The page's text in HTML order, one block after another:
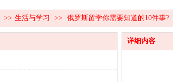
>> 生活与学习 >> 俄罗斯留学你需要知道的10件事?
详细内容